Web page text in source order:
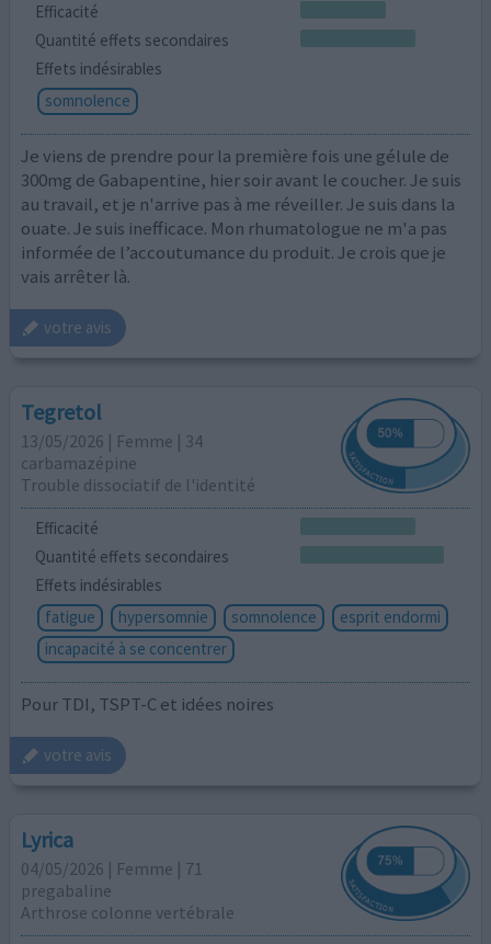
Efficacité
Quantité effets secondaires
Effets indésirables
somnolence
Je viens de prendre pour la première fois une gélule de
300mg de Gabapentine, hier soir avant le coucher. Je suis
au travail, et je n'arrive pas à me réveiller. Je suis dans la
ouate. Je suis inefficace. Mon rhumatologue ne m'a pas
informée de l’accoutumance du produit. Je crois que je
vais arrêter là.
votre avis
Tegretol
13/05/2026 | Femme | 34
carbamazépine
Trouble dissociatif de l'identité
Efficacité
Quantité effets secondaires
Effets indésirables
fatigue
hypersomnie somnolence
esprit endormi
incapacité à se concentrer
Pour TDI, TSPT-C et idées noires
votre avis
Lyrica
04/05/2026 | Femme | 71
pregabaline
Arthrose colonne vertébrale